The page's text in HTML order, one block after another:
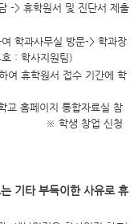
-> 휴학원서 및 진단서 제출
학과사무실 방문-> 학과장
: 학사지원팀)
여 휴학원서 접수 기간에 학
교 홈페이지 통합자료실 참
학생 창업 신청
1월, 7월
기타 부득이한 사유로 휴